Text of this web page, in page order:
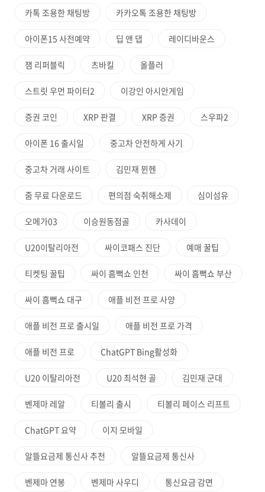
카톡 조용한 채팅방 카카오톡 조용한 채팅방
아이폰15 사전예약 딥 앤 댑 레이디바운스
잼 리퍼블릭 츠바킬 올플러
스트릿 우먼 파이터2 이강인 아시안게임
증권 코인 XRP 판결 XRP 증권 스우파2
아이폰 16 출시일 중고차 안전하게 사기
중고차 거래 사이트 김민재 뮌헨
줌 무료 다운로드 편의점 숙취해소제 심이섬유
오메가03 이승원동점골 카사데이
U20이탈리아전 싸이코패스 진단 예매 꿀팁
티켓팅 꿀팁 싸이 흠뻑쇼 인천 싸이 흠뻑쇼 부산
싸이 흠뻑쇼 대구 애플 비전 프로 사양
애플 비전 프로 출시일 애플 비전 프로 가격
애플 비전 프로 ChatGPT Bing활성화
U20 이탈리아전 U20 최석현 골 김민재 군대
벤제마 레알 티볼리 출시 티볼리 페이스 리프트
ChatGPT 요약 이지 모바일
알뜰요금제 통신사 추천 알뜰요금제 통신사
벤제마 연봉 벤제마 사우디 통신요금 감면